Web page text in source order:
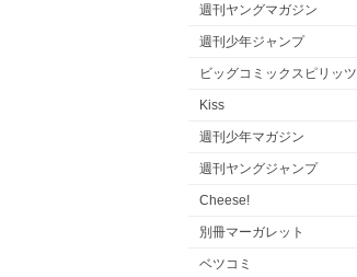
週刊ヤングマガジン
週刊少年ジャンプ
ビッグコミックスピリッツ
Kiss
週刊少年マガジン
週刊ヤングジャンプ
Cheese!
別冊マーガレット
ベツコミ